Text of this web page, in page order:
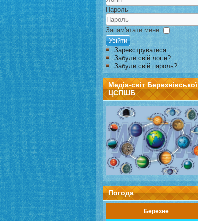
Пароль
Запам'ятати мене
Увійти
Зареєструватися
Забули свій логін?
Забули свій пароль?
Медіа-світ Березнівської
ЦСПШБ
Погода
Березне